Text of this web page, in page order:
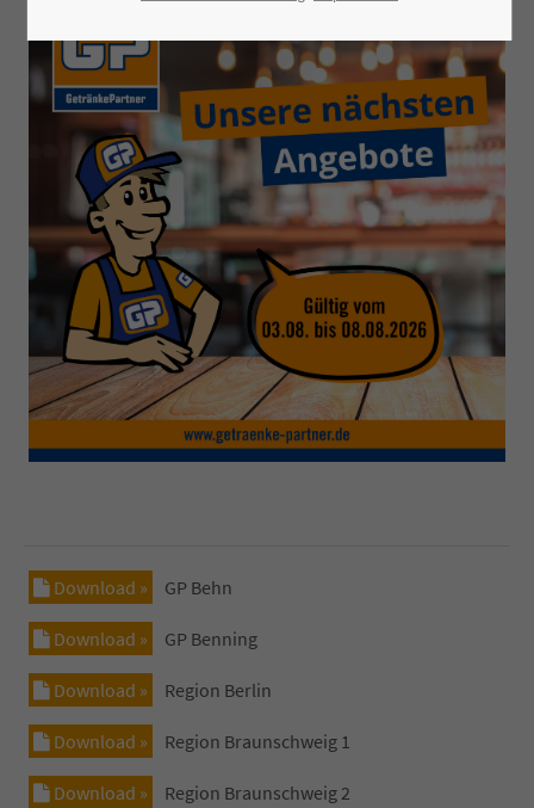
Download » GP Behn
Download » GP Benning
Download » Region Berlin
Download » Region Braunschweig 1
Download » Region Braunschweig 2